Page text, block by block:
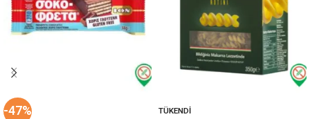
-47% TÜKENDI